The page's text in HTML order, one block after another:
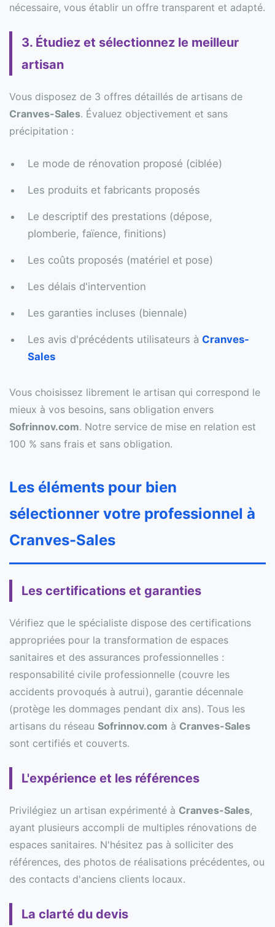
nécessaire, vous établir un offre transparent et adapté.
3. Étudiez et sélectionnez le meilleur
artisan
Vous disposez de 3 offres détaillés de artisans de
Cranves-Sales. Évaluez objectivement et sans
précipitation :
Le mode de rénovation proposé (ciblée)
Les produits et fabricants proposés
Le descriptif des prestations (dépose,
plomberie, faïence, finitions)
Les coûts proposés (matériel et pose)
Les délais d'intervention
Les garanties incluses (biennale)
Les avis d'précédents utilisateurs à Cranves-
Sales
Vous choisissez librement le artisan qui correspond le
mieux à vos besoins, sans obligation envers
Sofrinnov.com. Notre service de mise en relation est
100 % sans frais et sans obligation.
Les éléments pour bien
sélectionner votre professionnel à
Cranves-Sales
Les certifications et garanties
Vérifiez que le spécialiste dispose des certifications
appropriées pour la transformation de espaces
sanitaires et des assurances professionnelles :
responsabilité civile professionnelle (couvre les
accidents provoqués à autrui), garantie décennale
(protège les dommages pendant dix ans). Tous les
artisans du réseau Sofrinnov.com à Cranves-Sales
sont certifiés et couverts.
L'expérience et les références
Privilégiez un artisan expérimenté à Cranves-Sales,
ayant plusieurs accompli de multiples rénovations de
espaces sanitaires. N'hésitez pas à solliciter des
références, des photos de réalisations précédentes, ou
des contacts d'anciens clients locaux.
La clarté du devis